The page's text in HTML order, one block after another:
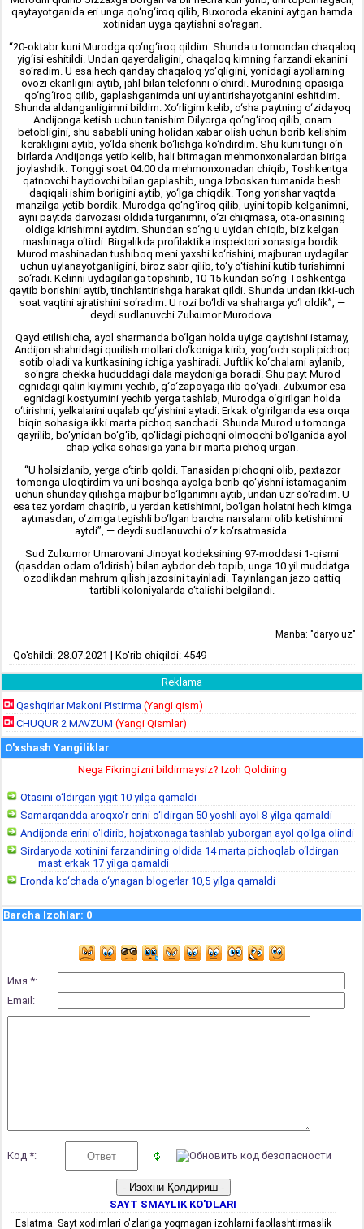
qaytayotganida eri unga qo‘ng‘iroq qilib, Buxoroda ekanini aytgan hamda
xotinidan uyga qaytishni so‘ragan.
“20-oktabr kuni Murodga qo‘ng‘iroq qildim. Shunda u tomondan chaqaloq
yig‘isi eshitildi. Undan qayerdaligini, chaqaloq kimning farzandi ekanini
so‘radim. U esa hech qanday chaqaloq yo‘qligini, yonidagi ayollarning
ovozi ekanligini aytib, jahl bilan telefonni o‘chirdi. Murodning opasiga
qo‘ng‘iroq qilib, gaplashganimda uni uylantirishayotganini eshitdim.
Shunda aldanganligimni bildim. Xo‘rligim kelib, o‘sha paytning o‘zidayoq
Andijonga ketish uchun tanishim Dilyorga qo‘ng‘iroq qilib, onam
betobligini, shu sababli uning holidan xabar olish uchun borib kelishim
kerakligini aytib, yo‘lda sherik bo‘lishga ko‘ndirdim. Shu kuni tungi o‘n
birlarda Andijonga yetib kelib, hali bitmagan mehmonxonalardan biriga
joylashdik. Tonggi soat 04:00 da mehmonxonadan chiqib, Toshkentga
qatnovchi haydovchi bilan gaplashib, unga Izboskan tumanida besh
daqiqali ishim borligini aytib, yo‘lga chiqdik. Tong yorishar vaqtda
manzilga yetib bordik. Murodga qo‘ng‘iroq qilib, uyini topib kelganimni,
ayni paytda darvozasi oldida turganimni, o‘zi chiqmasa, ota-onasining
oldiga kirishimni aytdim. Shundan so‘ng u uyidan chiqib, biz kelgan
mashinaga o‘tirdi. Birgalikda profilaktika inspektori xonasiga bordik.
Murod mashinadan tushiboq meni yaxshi ko‘rishini, majburan uydagilar
uchun uylanayotganligini, biroz sabr qilib, to‘y o‘tishini kutib turishimni
so‘radi. Kelinni uydagilariga topshirib, 10-15 kundan so‘ng Toshkentga
qaytib borishini aytib, tinchlantirishga harakat qildi. Shunda undan ikki-uch
soat vaqtini ajratishini so‘radim. U rozi bo‘ldi va shaharga yo‘l oldik”, —
deydi sudlanuvchi Zulxumor Murodova.
Qayd etilishicha, ayol sharmanda bo‘lgan holda uyiga qaytishni istamay,
Andijon shahridagi qurilish mollari do‘koniga kirib, yog‘och sopli pichoq
sotib oladi va kurtkasining ichiga yashiradi. Juftlik ko‘chalarni aylanib,
so‘ngra chekka hududdagi dala maydoniga boradi. Shu payt Murod
egnidagi qalin kiyimini yechib, g‘o‘zapoyaga ilib qo‘yadi. Zulxumor esa
egnidagi kostyumini yechib yerga tashlab, Murodga o‘girilgan holda
o‘tirishni, yelkalarini uqalab qo‘yishini aytadi. Erkak o‘girilganda esa orqa
biqin sohasiga ikki marta pichoq sanchadi. Shunda Murod u tomonga
qayrilib, bo‘ynidan bo‘g‘ib, qo‘lidagi pichoqni olmoqchi bo‘lganida ayol
chap yelka sohasiga yana bir marta pichoq urgan.
“U holsizlanib, yerga o‘tirib qoldi. Tanasidan pichoqni olib, paxtazor
tomonga uloqtirdim va uni boshqa ayolga berib qo‘yishni istamaganim
uchun shunday qilishga majbur bo‘lganimni aytib, undan uzr so‘radim. U
esa tez yordam chaqirib, u yerdan ketishimni, bo‘lgan holatni hech kimga
aytmasdan, o‘zimga tegishli bo‘lgan barcha narsalarni olib ketishimni
aytdi”, — deydi sudlanuvchi o‘z ko‘rsatmasida.
Sud Zulxumor Umarovani Jinoyat kodeksining 97-moddasi 1-qismi
(qasddan odam o‘ldirish) bilan aybdor deb topib, unga 10 yil muddatga
ozodlikdan mahrum qilish jazosini tayinladi. Tayinlangan jazo qattiq
tartibli koloniyalarda o‘talishi belgilandi.
Manba: "daryo.uz"
Qo'shildi: 28.07.2021 | Ko'rib chiqildi: 4549
Reklama
Qashqirlar Makoni Pistirma (Yangi qism)
CHUQUR 2 MAVZUM (Yangi Qismlar)
O'xshash Yangiliklar
Nega Fikringizni bildirmaysiz? Izoh Qoldiring
Otasini o‘ldirgan yigit 10 yilga qamaldi
Samarqandda aroqxo‘r erini o‘ldirgan 50 yoshli ayol 8 yilga qamaldi
Andijonda erini o'ldirib, hojatxonaga tashlab yuborgan ayol qo'lga olindi
Sirdaryoda xotinini farzandining oldida 14 marta pichoqlab o‘ldirgan
mast erkak 17 yilga qamaldi
Eronda ko‘chada o‘ynagan blogerlar 10,5 yilga qamaldi
Barcha Izohlar: 0
Имя *:
Email:
Код *:
SAYT SMAYLIK KO'DLARI
Eslatma: Sayt xodimlari o'zlariga yoqmagan izohlarni faollashtirmaslik